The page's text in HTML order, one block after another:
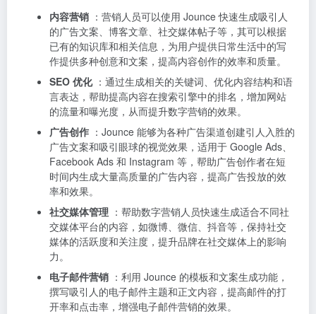
内容营销 ：营销人员可以使用 Jounce 快速生成吸引人
的广告文案、博客文章、社交媒体帖子等，其可以根据
已有的知识库和相关信息，为用户提供日常生活中的写
作提供多种创意和文案，提高内容创作的效率和质量。
SEO 优化：通过生成相关的关键词、优化内容结构和语
言表达，帮助提高内容在搜索引擎中的排名，增加网站
的流量和曝光度，从而提升数字营销的效果。
广告创作 ：Jounce 能够为各种广告渠道创建引人入胜的
广告文案和吸引眼球的视觉效果，适用于 Google Ads、
Facebook Ads 和 Instagram 等，帮助广告创作者在短
时间内生成大量高质量的广告内容，提高广告投放的效
率和效果。
社交媒体管理 ：帮助数字营销人员快速生成适合不同社
交媒体平台的内容，如微博、微信、抖音等，保持社交
媒体的活跃度和关注度，提升品牌在社交媒体上的影响
力。
电子邮件营销 ：利用 Jounce 的模板和文案生成功能，
撰写吸引人的电子邮件主题和正文内容，提高邮件的打
开率和点击率，增强电子邮件营销的效果。